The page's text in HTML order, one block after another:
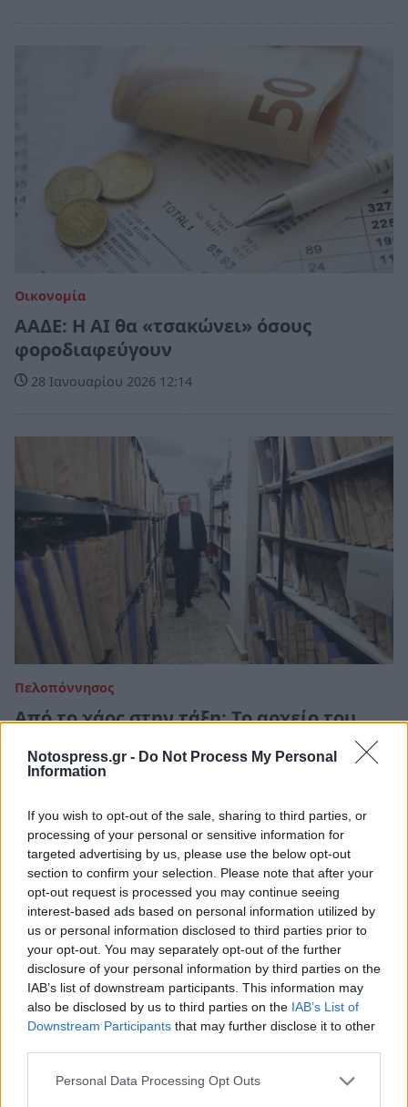
Notospress.gr - Do Not Process My Personal
Information
If you wish to opt-out of the sale, sharing to third parties, or
processing of your personal or sensitive information for
targeted advertising by us, please use the below opt-out
section to confirm your selection. Please note that after your
opt-out request is processed you may continue seeing
interest-based ads based on personal information utilized by
us or personal information disclosed to third parties prior to
your opt-out. You may separately opt-out of the further
disclosure of your personal information by third parties on the
IAB’s list of downstream participants. This information may
also be disclosed by us to third parties on the IAB’s List of
Downstream Participants that may further disclose it to other
Personal Data Processing Opt Outs
Οικονομία
ΑΑΔΕ: Η ΑΙ θα «τσακώνει» όσους
φοροδιαφεύγουν
28 Ιανουαρίου 2026 12:14
Πελοπόννησος
Από το χάος στην τάξη: Το αρχείο του
Δήμου Κορινθίων αποκτά τη θέση που
του αξίζει